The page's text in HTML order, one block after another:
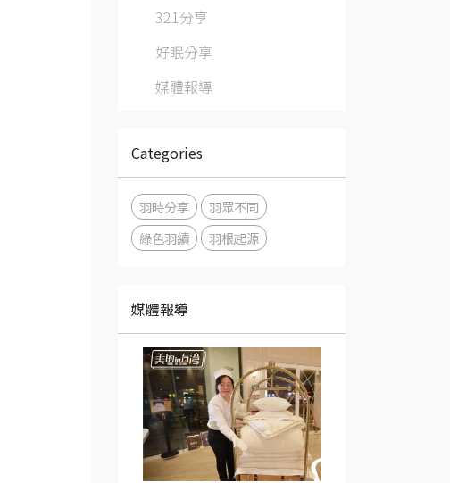
321分享
好眠分享
媒體報導
Categories
羽時分享
羽眾不同
綠色羽續
羽根起源
媒體報導